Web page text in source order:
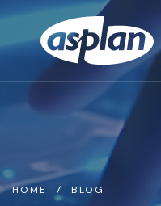
HOME BLOG